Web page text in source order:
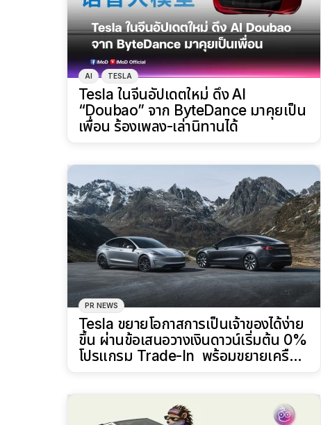
AI TESLA
Tesla ในจีนอัปเดตใหม่ ดึง AI
“Doubao” จาก ByteDance มาคุยเป็น
เพื่อน ร้องเพลง-เล่านิทานได้
PR NEWS
Tesla ขยายโอกาสการเป็นเจ้าของได้ง่าย
ขึ้น ผ่านข้อเสนอวางเงินดาวน์เริ่มต้น 0%
โปรแกรม Trade-In พร้อมขยายเครือ